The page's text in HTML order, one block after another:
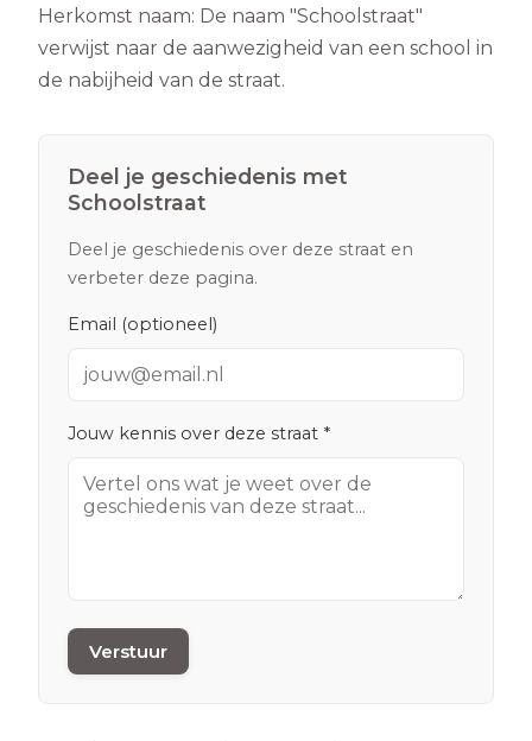
Herkomst naam: De naam "Schoolstraat"
verwijst naar de aanwezigheid van een school in
de nabijheid van de straat.
Deel je geschiedenis met
Schoolstraat
Deel je geschiedenis over deze straat en
verbeter deze pagina.
Email (optioneel)
Jouw kennis over deze straat *
Verstuur